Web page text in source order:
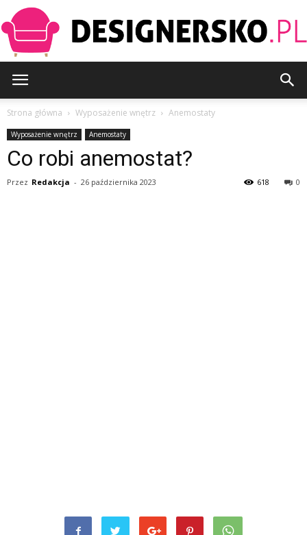
Strona główna Wyposażenie wnętrz Anemostaty
Wyposażenie wnętrz Anemostaty
Co robi anemostat?
Przez Redakcja - 26 października 2023 0
618